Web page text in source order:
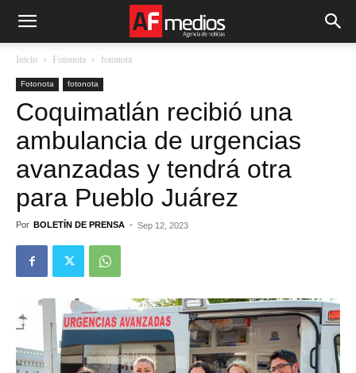
Inicio Fotonota fotonota
Fotonota fotonota
Coquimatlán recibió una
ambulancia de urgencias
avanzadas y tendrá otra
para Pueblo Juárez
Por BOLETÍN DE PRENSA - Sep 12, 2023